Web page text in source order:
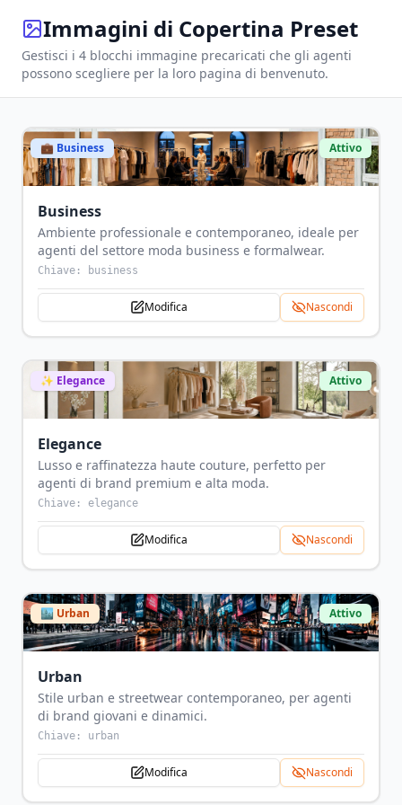
Immagini di Copertina Preset
Gestisci i 4 blocchi immagine precaricati che gli agenti
possono scegliere per la loro pagina di benvenuto.
💼 Business Attivo
Business
Ambiente professionale e contemporaneo, ideale per
agenti del settore moda business e formalwear.
Chiave: business
Modifica Nascondi
✨ Elegance Attivo
Elegance
Lusso e raffinatezza haute couture, perfetto per
agenti di brand premium e alta moda.
Chiave: elegance
Modifica Nascondi
🏙️ Urban Attivo
Urban
Stile urban e streetwear contemporaneo, per agenti
di brand giovani e dinamici.
Chiave: urban
Modifica Nascondi